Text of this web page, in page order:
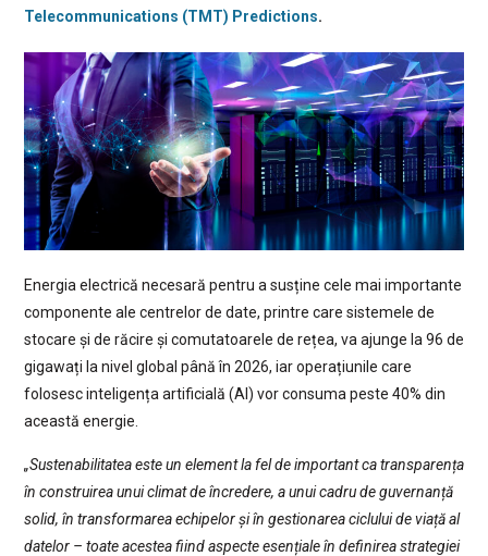
Telecommunications (TMT) Predictions.
Energia electrică necesară pentru a susține cele mai importante
componente ale centrelor de date, printre care sistemele de
stocare și de răcire și comutatoarele de rețea, va ajunge la 96 de
gigawați la nivel global până în 2026, iar operațiunile care
folosesc inteligența artificială (AI) vor consuma peste 40% din
această energie.
„Sustenabilitatea este un element la fel de important ca transparența
în construirea unui climat de încredere, a unui cadru de guvernanță
solid, în transformarea echipelor și în gestionarea ciclului de viață al
datelor – toate acestea fiind aspecte esențiale în definirea strategiei